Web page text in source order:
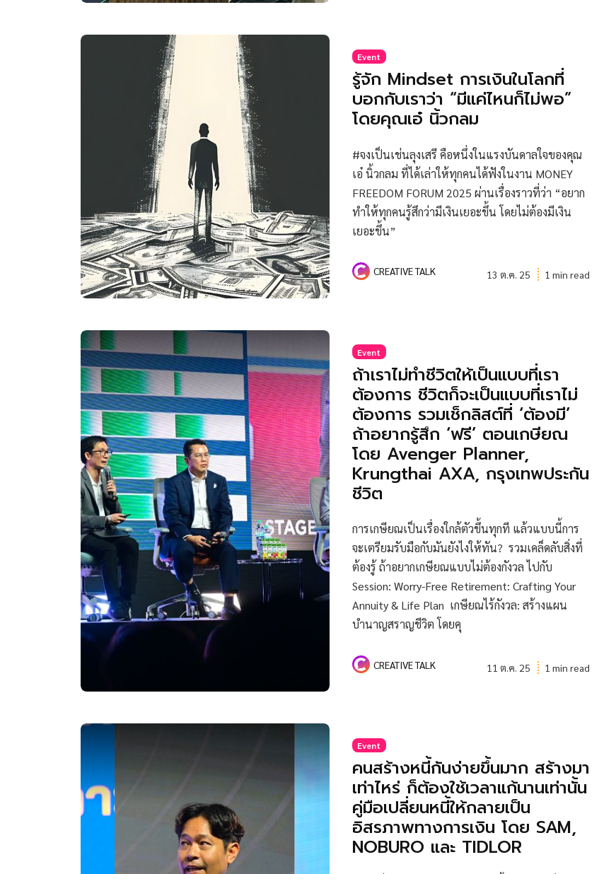
Event
รู้จัก Mindset การเงินในโลกที่
บอกกับเราว่า “มีแค่ไหนก็ไม่พอ”
โดยคุณเอ๋ นิ้วกลม
#จงเป็นเช่นลุงเสรี คือหนึ่งในแรงบันดาลใจของคุณ
เอ๋ นิ้วกลม ที่ได้เล่าให้ทุกคนได้ฟังในงาน MONEY
FREEDOM FORUM 2025 ผ่านเรื่องราวที่ว่า “อยาก
ทำให้ทุกคนรู้สึกว่ามีเงินเยอะขึ้น โดยไม่ต้องมีเงิน
เยอะขึ้น”
CREATIVE TALK 13 ต.ค. 25 1 min read
Event
ถ้าเราไม่ทำชีวิตให้เป็นแบบที่เรา
ต้องการ ชีวิตก็จะเป็นแบบที่เราไม่
ต้องการ รวมเช็กลิสต์ที่ ‘ต้องมี’
ถ้าอยากรู้สึก ‘ฟรี’ ตอนเกษียณ
โดย Avenger Planner,
Krungthai AXA, กรุงเทพประกัน
ชีวิต
การเกษียณเป็นเรื่องใกล้ตัวขึ้นทุกที แล้วแบบนี้การ
จะเตรียมรับมือกับมันยังไงให้ทัน? รวมเคล็ดลับสิ่งที่
ต้องรู้ ถ้าอยากเกษียณแบบไม่ต้องกังวล ไปกับ
Session: Worry-Free Retirement: Crafting Your
Annuity & Life Plan เกษียณไร้กังวล: สร้างแผน
บำนาญสราญชีวิต โดยคุ
CREATIVE TALK 11 ต.ค. 25 1 min read
Event
คนสร้างหนี้กันง่ายขึ้นมาก สร้างมา
เท่าไหร่ ก็ต้องใช้เวลาแก้นานเท่านั้น
คู่มือเปลี่ยนหนี้ให้กลายเป็น
อิสรภาพทางการเงิน โดย SAM,
NOBURO และ TIDLOR